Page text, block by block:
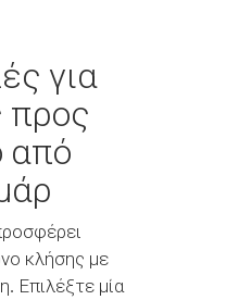
για
προς
κλήσης με
Επιλέξτε μία